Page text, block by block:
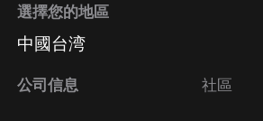
選擇您的地區
中國台湾
公司信息 社區